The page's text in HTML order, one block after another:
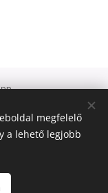
megfelelő
a lehető legjobb